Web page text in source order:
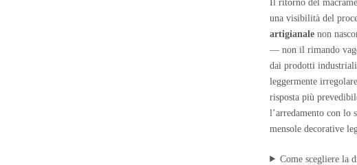
Il ritorno del
una visibilità del
artigianale non
— non il rimando
dai prodotti industriali
leggermente
risposta più
l’arredamento con lo
mensole decorative
Come scegliere la